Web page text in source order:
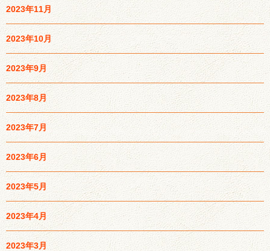
2023年11月
2023年10月
2023年9月
2023年8月
2023年7月
2023年6月
2023年5月
2023年4月
2023年3月